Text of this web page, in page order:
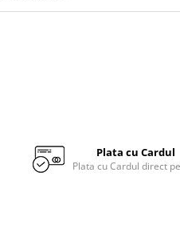
Plata cu Cardul
Plata cu Cardul direct